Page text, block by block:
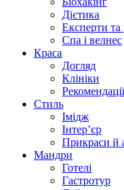
Дієтика
Експерти та
Спа i велнес
Краса
Догляд
Клініки
Рекомендації
Стиль
Імідж
Інтер’єр
Прикраси й
Мандри
Готелі
Гастротур